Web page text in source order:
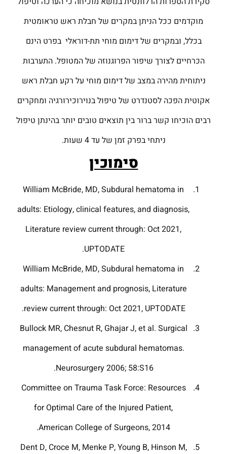
מוקדמים ככל הניתן במקרים של חבלת ראש טראומטית
בכלל, ובמקרים של דימום מוחי תת-דוראלי בפרט הינם
הכרחיים לצורך שיפור הפרוגנוזה של המטופל. התערבות
ניתוחית מהירה במצב של דימום מוחי על רקע חבלת ראש
אקוטית הפכה לסטנדרט של טיפול בנוירוכירורגיה ומחקרים
רבים הוכיחו קשר ברור בין תוצאים טובים יותר בהינתן טיפול
ניתחי בפרק זמן של עד 4 שעות.
סימוכין
William McBride, MD, Subdural hematoma in
adults: Etiology, clinical features, and diagnosis,
Literature review current through: Oct 2021,
UPTODATE.
William McBride, MD, Subdural hematoma in
adults: Management and prognosis, Literature
review current through: Oct 2021, UPTODATE.
Bullock MR, Chesnut R, Ghajar J, et al. Surgical
management of acute subdural hematomas.
Neurosurgery 2006; 58:S16.
Committee on Trauma Task Force: Resources
for Optimal Care of the Injured Patient,
American College of Surgeons, 2014.
Dent D, Croce M, Menke P, Young B, Hinson M,